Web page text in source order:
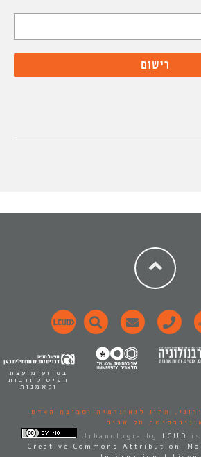
בסיוע מועצת
הפיס לתרבות
ולאמנות
החוג לגאוגרפיה וסביבת האדם.
תל אביב
Urbanologia by LCUD
Creative Commons Attribution-